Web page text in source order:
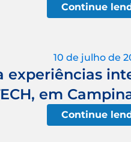
Continue
10 de julho de
experiências
em
Continue